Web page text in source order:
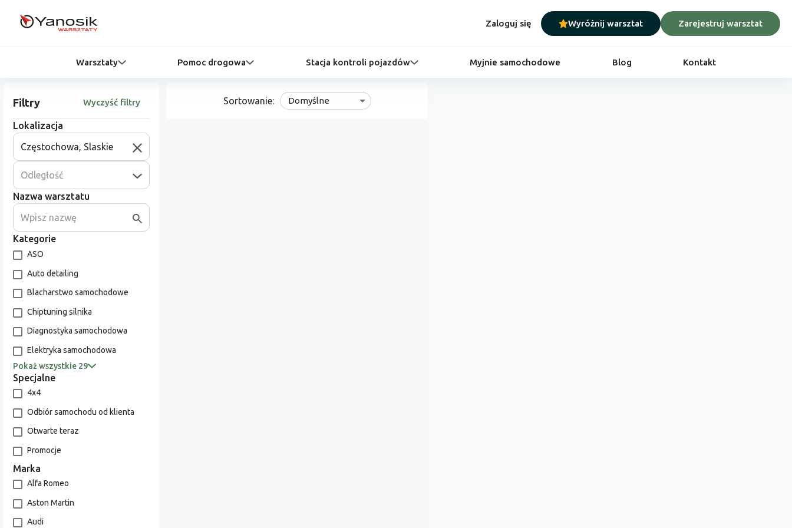
Zaloguj się Wyróżnij warsztat Zarejestruj warsztat
Warsztaty Pomoc drogowa Stacja kontroli pojazdów Myjnie samochodowe Blog Kontakt
Filtry Wyczyść filtry
Lokalizacja
Odległość
Nazwa warsztatu
Kategorie
ASO
Auto detailing
Blacharstwo samochodowe
Chiptuning silnika
Diagnostyka samochodowa
Elektryka samochodowa
Pokaż wszystkie 29
Specjalne
4x4
Odbiór samochodu od klienta
Otwarte teraz
Promocje
Marka
Alfa Romeo
Aston Martin
Audi
Sortowanie: Domyślne